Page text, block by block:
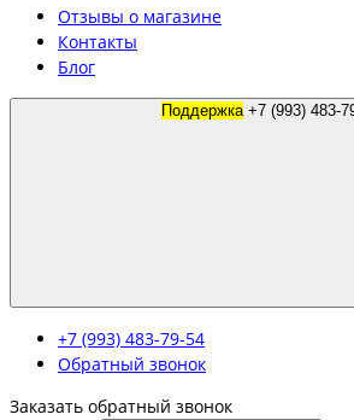
Отзывы о магазине
Контакты
Блог
Поддержка
+7 (993) 483-79-54
Обратный звонок
Заказать обратный звонок